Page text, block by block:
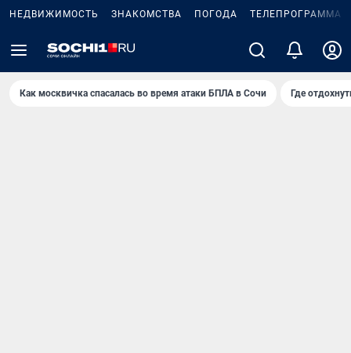
НЕДВИЖИМОСТЬ ЗНАКОМСТВА ПОГОДА ТЕЛЕПРОГРАММА
Как москвичка спасалась во время атаки БПЛА в Сочи Где